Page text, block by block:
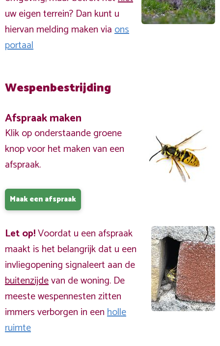
uw eigen terrein? Dan kunt u
hiervan melding maken viaons
portaal
Wespenbestrijding
Afspraak maken
Klik op onderstaande groene
knop voor het maken van een
afspraak.
Maak een afspraak
Let op!Voordat u een afspraak
maakt is het belangrijk dat u een
invliegopening signaleert aan de
buitenzijdevan de woning. De
meeste wespennesten zitten
immers verborgen in eenholle
ruimte